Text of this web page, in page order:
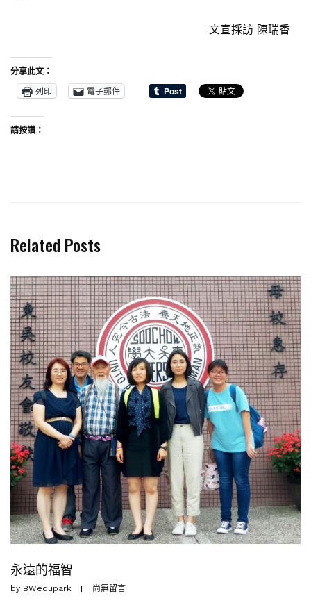
文宣採訪 陳瑞香
分享此文：
列印
電子郵件
請按讚：
Related Posts
永遠的福智
by BWedupark 尚無留言